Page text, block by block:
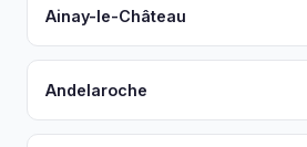
Ainay-le-Château
Andelaroche